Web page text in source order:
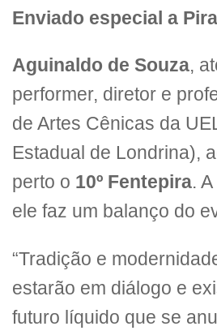
Enviado especial a
Aguinaldo de Souza,
performer, diretor e
de Artes Cênicas da
Estadual de Londrina),
perto o 10º Fentepira.
ele faz um balanço do
“Tradição e
estarão em diálogo e
futuro líquido que se